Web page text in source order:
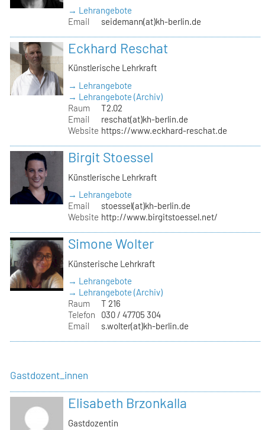
→ Lehrangebote
Email
seidemann(at)kh-berlin.de
Eckhard Reschat
Künstlerische Lehrkraft
→ Lehrangebote
→ Lehrangebote (Archiv)
Raum
T2.02
Email
reschat(at)kh-berlin.de
Website https://www.eckhard-reschat.de
Birgit Stoessel
Künstlerische Lehrkraft
→ Lehrangebote
Email
stoessel(at)kh-berlin.de
Website http://www.birgitstoessel.net/
Simone Wolter
Künsterische Lehrkraft
→ Lehrangebote
→ Lehrangebote (Archiv)
Raum
T 216
Telefon
030 / 47705 304
Email
s.wolter(at)kh-berlin.de
Gastdozent_innen
Elisabeth Brzonkalla
Gastdozentin